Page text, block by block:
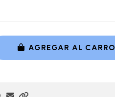
AGREGAR AL CARRO